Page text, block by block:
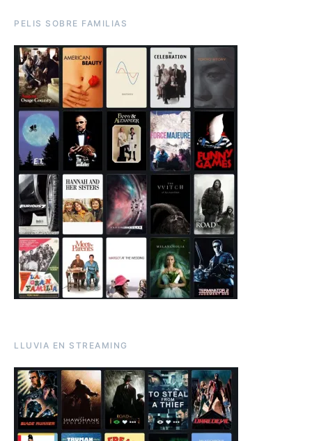
PELIS SOBRE FAMILIAS
LLUVIA EN STREAMING